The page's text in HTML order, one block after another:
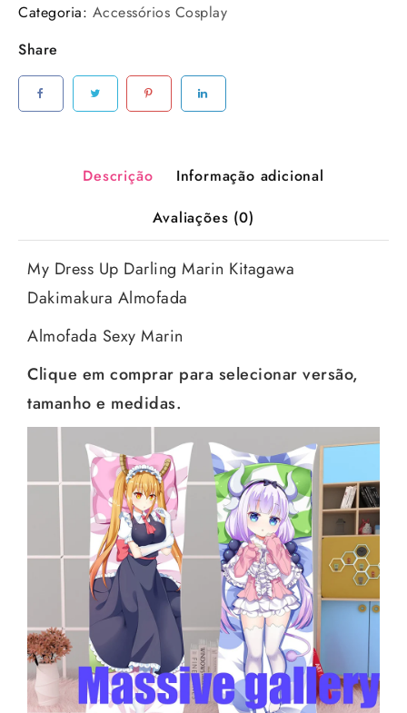
Categoria: Accessórios Cosplay
Share
Descrição
Informação adicional
Avaliações (0)
My Dress Up Darling Marin Kitagawa
Dakimakura Almofada
Almofada Sexy Marin
Clique em comprar para selecionar versão,
tamanho e medidas.